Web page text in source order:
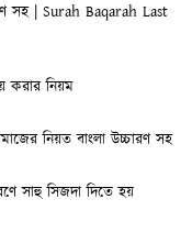
সহ | Surah Baqarah Last
করার নিয়ম
নিয়ত বাংলা উচ্চারণ সহ
সাহু সিজদা দিতে হয়